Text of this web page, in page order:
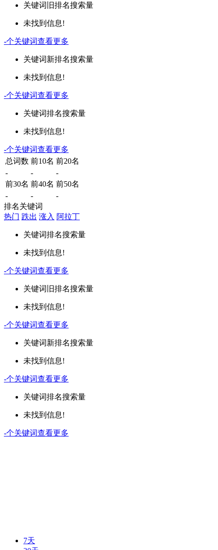
关键词 旧排名搜索量
未找到信息!
-个关键词查看更多
关键词新排名搜索量
未找到信息!
-个关键词查看更多
关键词排名搜索量
未找到信息!
-个关键词查看更多
总词数 前10名 前20名
-
-
-
前30名 前40名 前50名
-
-
-
排名关键词
热门 跌出 涨入 阿拉丁
关键词排名搜索量
未找到信息!
-个关键词查看更多
关键词 旧排名搜索量
未找到信息!
-个关键词查看更多
关键词新排名搜索量
未找到信息!
-个关键词查看更多
关键词排名搜索量
未找到信息!
-个关键词查看更多
7天